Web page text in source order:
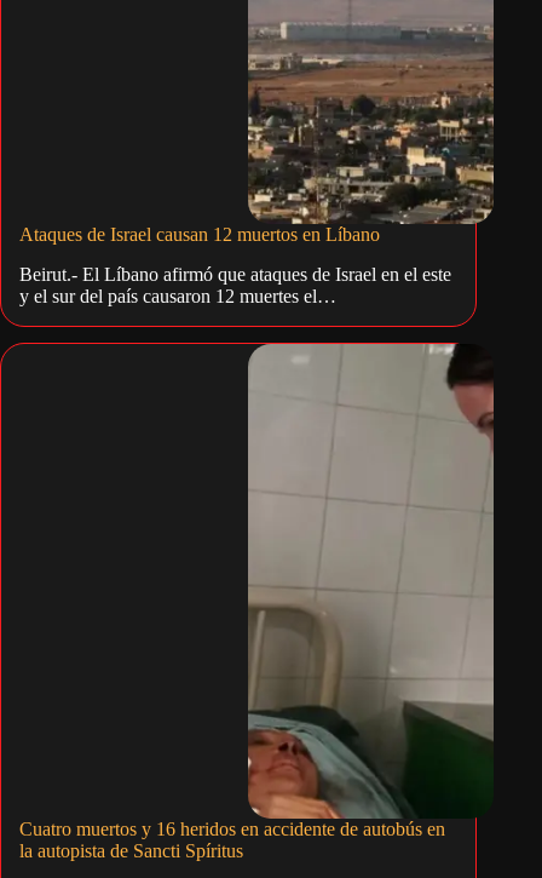
Ataques de Israel causan 12 muertos en Líbano
Beirut.- El Líbano afirmó que ataques de Israel en el este
y el sur del país causaron 12 muertes el…
Cuatro muertos y 16 heridos en accidente de autobús en
la autopista de Sancti Spíritus